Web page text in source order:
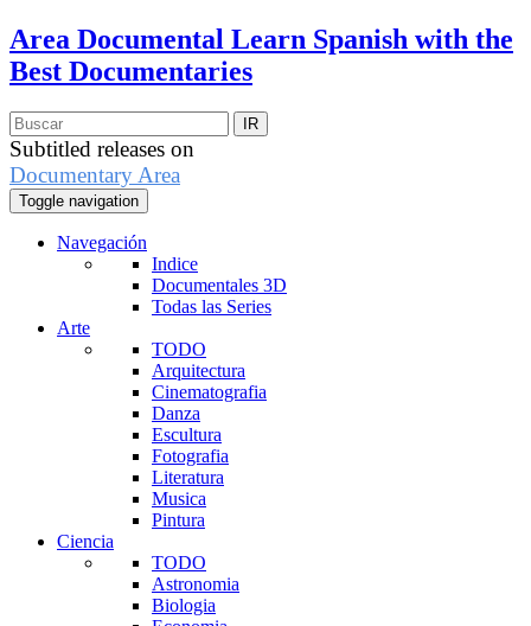
Area Documental Learn Spanish with the
Best Documentaries
Subtitled releases on
Documentary Area
Toggle navigation
Navegación
Indice
Documentales 3D
Todas las Series
Arte
TODO
Arquitectura
Cinematografia
Danza
Escultura
Fotografia
Literatura
Musica
Pintura
Ciencia
TODO
Astronomia
Biologia